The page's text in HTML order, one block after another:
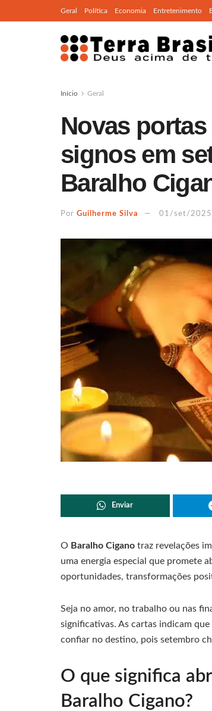
Geral Política Economia Entretenimento
Início Geral
Novas
signos em
Baralho
Por Guilherme Silva 01/set/2025
Enviar
O Baralho Cigano traz revelações
uma energia especial que promete
oportunidades, transformações
Seja no amor, no trabalho ou nas
significativas. As cartas indicam
confiar no destino, pois setembro
O que significa
Baralho Cigano?